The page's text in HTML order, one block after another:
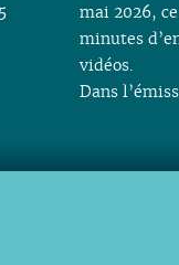
mai 2026,
minutes
vidéos.
Dans